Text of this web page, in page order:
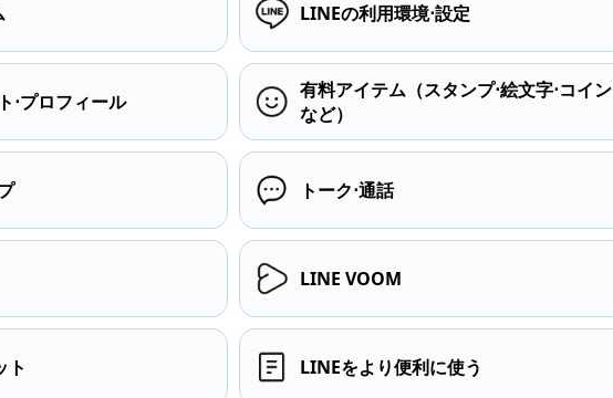
LINEの利用環境⋅設定
⋅プロフィール
有料アイテム（スタンプ⋅絵文字⋅コイン
など）
トーク⋅通話
LINE VOOM
ト LINEをより便利に使う